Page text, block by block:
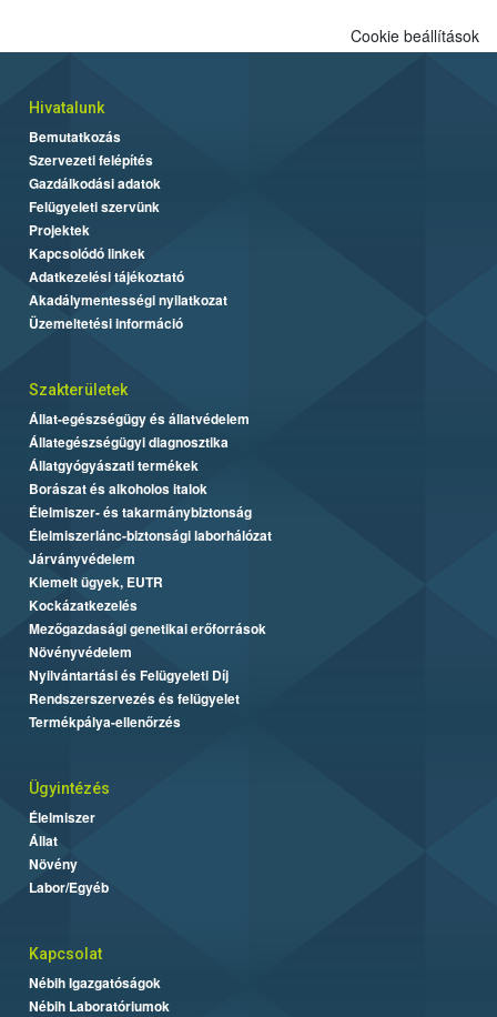
Cookie beállítások
Hivatalunk
Bemutatkozás
Szervezeti felépítés
Gazdálkodási adatok
Felügyeleti szervünk
Projektek
Kapcsolódó linkek
Adatkezelési tájékoztató
Akadálymentességi nyilatkozat
Üzemeltetési információ
Szakterületek
Állat-egészségügy és állatvédelem
Állategészségügyi diagnosztika
Állatgyógyászati termékek
Borászat és alkoholos italok
Élelmiszer- és takarmánybiztonság
Élelmiszerlánc-biztonsági laborhálózat
Járványvédelem
Kiemelt ügyek, EUTR
Kockázatkezelés
Mezőgazdasági genetikai erőforrások
Növényvédelem
Nyilvántartási és Felügyeleti Díj
Rendszerszervezés és felügyelet
Termékpálya-ellenőrzés
Ügyintézés
Élelmiszer
Állat
Növény
Labor/Egyéb
Kapcsolat
Nébih Igazgatóságok
Nébih Laboratóriumok